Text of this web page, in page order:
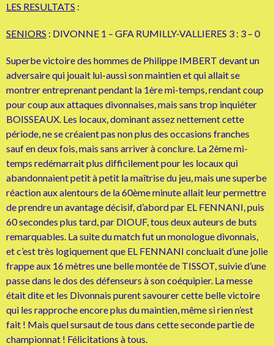
LES RESULTATS :
SENIORS : DIVONNE 1 – GFA RUMILLY-VALLIERES 3 : 3 – 0
Superbe victoire des hommes de Philippe IMBERT devant un
adversaire qui jouait lui-aussi son maintien et qui allait se
montrer entreprenant pendant la 1ère mi-temps, rendant coup
pour coup aux attaques divonnaises, mais sans trop inquiéter
BOISSEAUX. Les locaux, dominant assez nettement cette
période, ne se créaient pas non plus des occasions franches
sauf en deux fois, mais sans arriver à conclure. La 2ème mi-
temps redémarrait plus difficilement pour les locaux qui
abandonnaient petit à petit la maîtrise du jeu, mais une superbe
réaction aux alentours de la 60ème minute allait leur permettre
de prendre un avantage décisif, d’abord par EL FENNANI, puis
60 secondes plus tard, par DIOUF, tous deux auteurs de buts
remarquables. La suite du match fut un monologue divonnais,
et c’est très logiquement que EL FENNANI concluait d’une jolie
frappe aux 16 mètres une belle montée de TISSOT, suivie d’une
passe dans le dos des défenseurs à son coéquipier. La messe
était dite et les Divonnais purent savourer cette belle victoire
qui les rapproche encore plus du maintien, même si rien n’est
fait ! Mais quel sursaut de tous dans cette seconde partie de
championnat ! Félicitations à tous.